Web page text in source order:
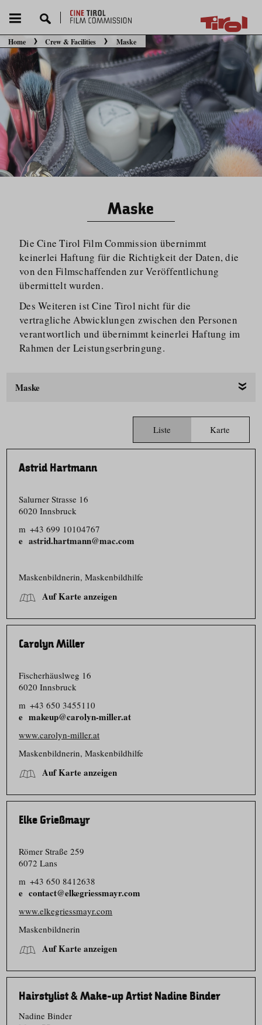
Sie befinden sich hier:
Home Crew & Facilities Maske
Maske
Die Cine Tirol Film Commission übernimmt
keinerlei Haftung für die Richtigkeit der Daten, die
von den Filmschaffenden zur Veröffentlichung
übermittelt wurden.
Des Weiteren ist Cine Tirol nicht für die
vertragliche Abwicklungen zwischen den Personen
verantwortlich und übernimmt keinerlei Haftung im
Rahmen der Leistungs­er­bringung.
Maske
Liste Karte
Astrid Hartmann
Salurner Strasse 16
6020 Innsbruck
m +43 699 10104767
astrid.hartmann@mac.com
Maskenbildnerin, Maskenbildhilfe
Auf Karte anzeigen
Carolyn Miller
Fischerhäuslweg 16
6020 Innsbruck
m +43 650 3455110
makeup@carolyn-miller.at
www.carolyn-miller.at
Maskenbildnerin, Maskenbildhilfe
Auf Karte anzeigen
Elke Grießmayr
Römer Straße 259
6072 Lans
m +43 650 8412638
contact@elkegriessmayr.com
www.elkegriessmayr.com
Maskenbildnerin
Auf Karte anzeigen
Hairstylist & Make-up Artist Nadine Binder
Nadine Binder